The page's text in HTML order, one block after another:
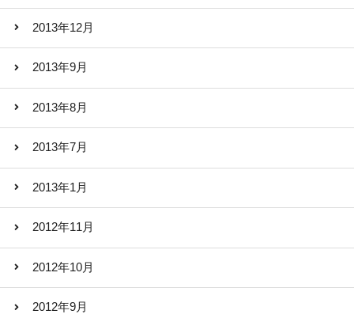
2013年12月
2013年9月
2013年8月
2013年7月
2013年1月
2012年11月
2012年10月
2012年9月